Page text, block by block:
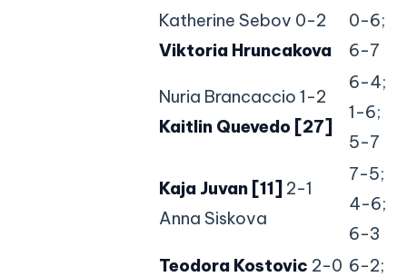
Katherine Sebov 0-2
Viktoria Hruncakova
0-6;
6-7
Nuria Brancaccio 1-2
Kaitlin Quevedo [27]
6-4;
1-6;
5-7
Kaja Juvan [11] 2-1
Anna Siskova
7-5;
4-6;
6-3
Teodora Kostovic 2-0 6-2;